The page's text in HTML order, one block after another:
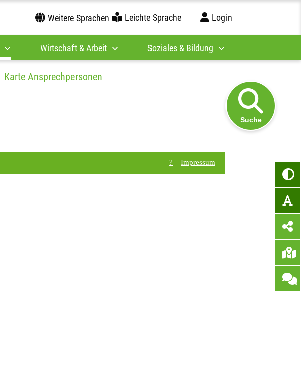
Weitere Sprachen Leichte Sprache Login
Wirtschaft & Arbeit Soziales & Bildung
Suche
Karte Ansprechpersonen